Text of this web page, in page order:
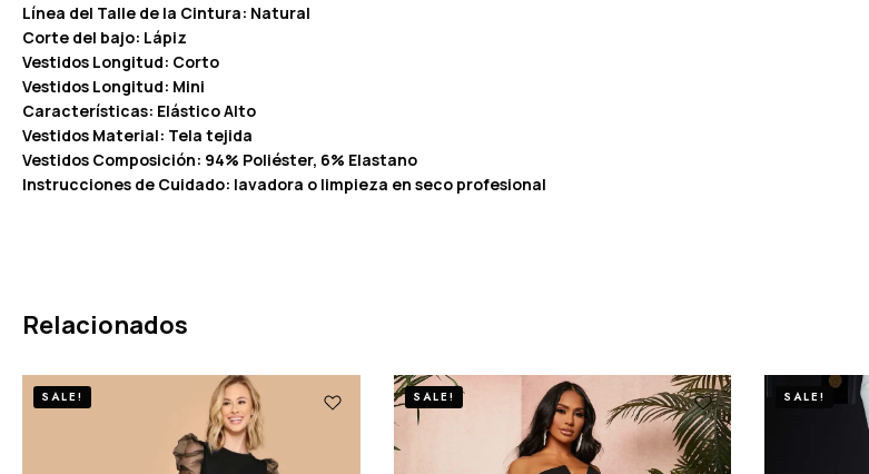
Línea del Talle de la Cintura: Natural
Corte del bajo: Lápiz
Vestidos Longitud: Corto
Vestidos Longitud: Mini
Características: Elástico Alto
Vestidos Material: Tela tejida
Vestidos Composición: 94% Poliéster, 6% Elastano
Instrucciones de Cuidado: lavadora o limpieza en seco profesional
Relacionados
SALE! SALE! SALE!